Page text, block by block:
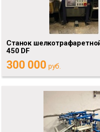
Cтанок
450 DF
300 000 руб.